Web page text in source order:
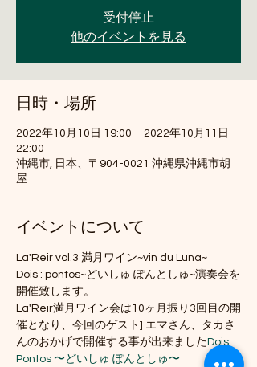
受付停止
他のイベントを見る
日時・場所
2022年10月10日 19:00 – 2022年10月11日
22:00
沖縄市, 日本、〒904-0021 沖縄県沖縄市胡
屋
イベントについて
La'Reir vol.3 満月ワイン~vin du Luna~
Dois : pontos~どいしゅ ぽんとしゅ~演奏会を
開催致します。
La'Reir満月ワイン会は10ヶ月振り3回目の開
催となり、今回のゲスト ] エマさん、タカさ
んのおかげで開催する事が出来ました Dois :
Pontos 〜どいしゅ ぽんとしゅ〜